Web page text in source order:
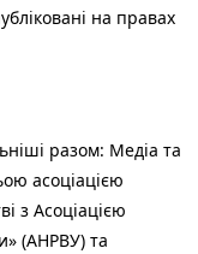
на правах
разом: Медіа та
асоціацією
з Асоціацією
(АНРВУ) та